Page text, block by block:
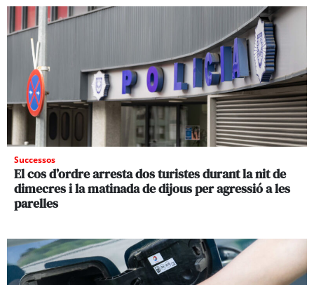
Successos
El cos d’ordre arresta dos turistes durant la nit de
dimecres i la matinada de dijous per agressió a les
parelles